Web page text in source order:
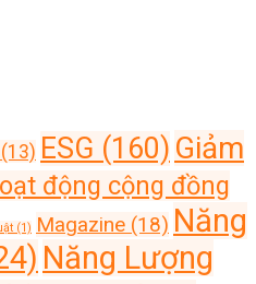
(13) ESG (160) Giảm
động cộng đồng
(1) Magazine (18) Năng
Năng Lượng